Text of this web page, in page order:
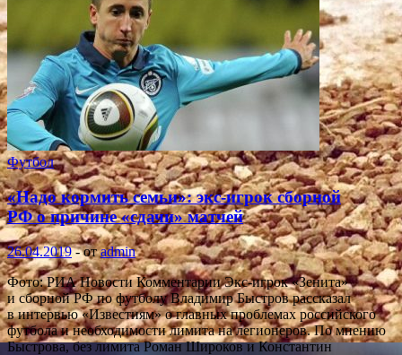
Футбол
«Надо кормить семьи»: экс-игрок сборной
РФ о причине «сдачи» матчей
26.04.2019-отadmin
Фото: РИА Новости Комментарии Экс-игрок «Зенита»
и сборной РФ по футболу Владимир Быстров рассказал
в интервью «Известиям» о главных проблемах российского
футбола и необходимости лимита на легионеров. По мнению
Быстрова, без лимита Роман Широков и Константин